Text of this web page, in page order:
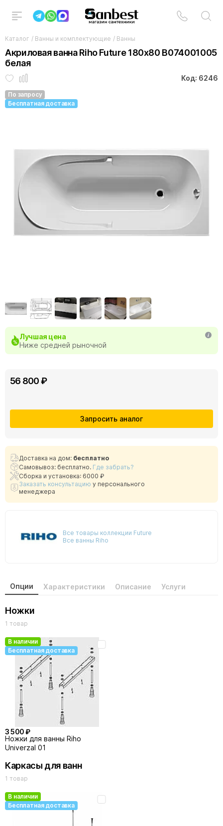
Каталог / Ванны и комплектующие / Ванны
Акриловая ванна Riho Future 180x80 B074001005
белая
Код: 6246
По запросу
Бесплатная доставка
Лучшая цена
Ниже средней рыночной
56 800 ₽
Запросить аналог
Доставка на дом: бесплатно
Самовывоз: бесплатно. Где забрать?
Сборка и установка: 6000 ₽
Заказать консультацию у персонального
менеджера
Все товары коллекции Future
Все ванны Riho
Опции Характеристики Описание Услуги
Ножки
1 товар
В наличии
Бесплатная доставка
3 500 ₽
Ножки для ванны Riho
Univerzal 01
Каркасы для ванн
1 товар
В наличии
Бесплатная доставка